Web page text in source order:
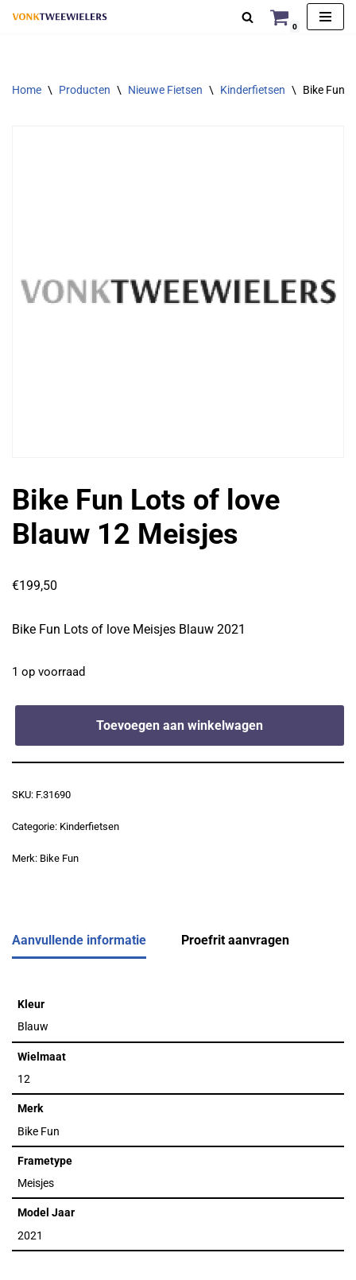
de
0
Home \ Producten \ Nieuwe Fietsen \ Kinderfietsen \ Bike Fun
Bike Fun Lots of love
Blauw 12 Meisjes
€199,50
Bike Fun Lots of love Meisjes Blauw 2021
1 op voorraad
Toevoegen aan winkelwagen
SKU: F.31690
Categorie: Kinderfietsen
Merk: Bike Fun
Aanvullende informatie Proefrit aanvragen
Kleur
Blauw
Wielmaat
12
Merk
Bike Fun
Frametype
Meisjes
Model Jaar
2021